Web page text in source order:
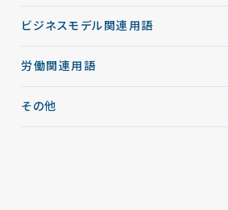
ビジネスモデル関連用語
労働関連用語
その他